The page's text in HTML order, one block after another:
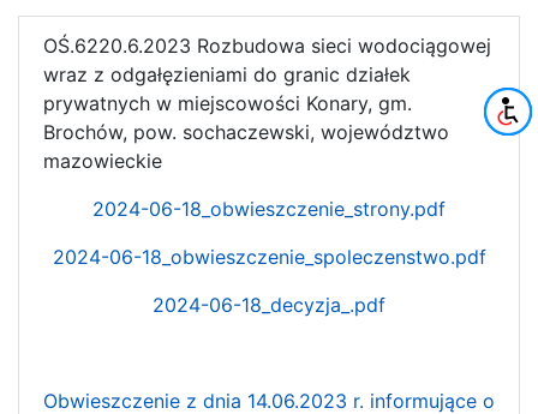
OŚ.6220.6.2023 Rozbudowa sieci wodociągowej
wraz z odgałęzieniami do granic działek
prywatnych w miejscowości Konary, gm.
Brochów, pow. sochaczewski, województwo
mazowieckie
2024-06-18_obwieszczenie_strony.pdf
2024-06-18_obwieszczenie_spoleczenstwo.pdf
2024-06-18_decyzja_.pdf
Obwieszczenie z dnia 14.06.2023 r. informujące o